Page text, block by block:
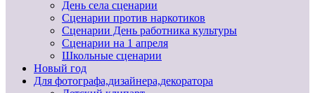
День села сценарии
Сценарии против наркотиков
Сценарии День работника культуры
Сценарии на 1 апреля
Школьные сценарии
Новый год
Для фотографа,дизайнера,декоратора